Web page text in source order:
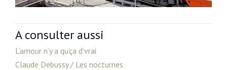
A consulter aussi
L’amour n’y a qu’ça d’vrai
Claude Debussy / Les nocturnes